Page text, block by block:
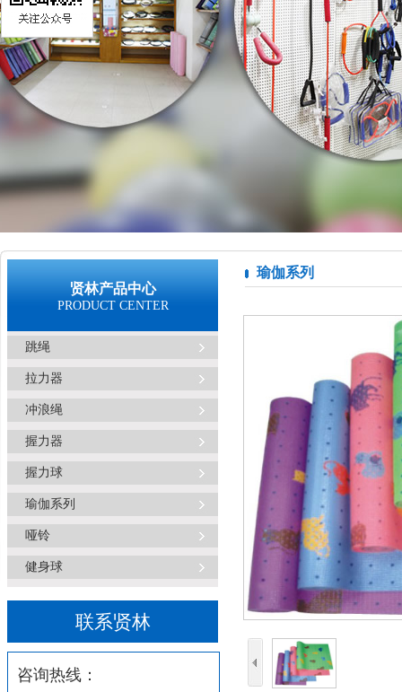
贤林产品中心
PRODUCT CENTER
跳绳
拉力器
冲浪绳
握力器
握力球
瑜伽系列
哑铃
健身球
联系贤林
咨询热线：
瑜伽系列